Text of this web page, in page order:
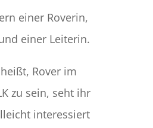
einer Roverin,
einer Leiterin.
Rover im
zu sein, seht ihr
interessiert